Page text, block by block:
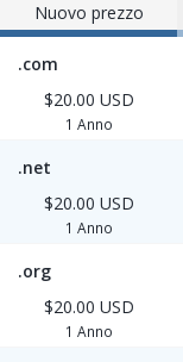
Nuovo prezzo
.com
$20.00 USD
1 Anno
.net
$20.00 USD
1 Anno
.org
$20.00 USD
1 Anno